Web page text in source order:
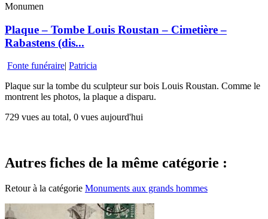
Monumen
Plaque – Tombe Louis Roustan – Cimetière –
Rabastens (dis...
Fonte funéraire| Patricia
Plaque sur la tombe du sculpteur sur bois Louis Roustan. Comme le
montrent les photos, la plaque a disparu.
729 vues au total, 0 vues aujourd'hui
Autres fiches de la même catégorie :
Retour à la catégorie Monuments aux grands hommes